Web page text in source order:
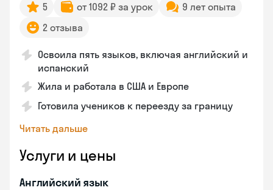
5 от 1092 ₽ за урок
9 лет опыта
2 отзыва
Освоила пять языков, включая английский и
испанский
Жила и работала в США и Европе
Готовила учеников к переезду за границу
Читать дальше
Услуги и цены
Английский язык